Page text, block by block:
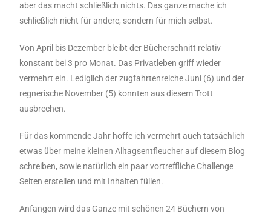
aber das macht schließlich nichts. Das ganze mache ich
schließlich nicht für andere, sondern für mich selbst.
Von April bis Dezember bleibt der Bücherschnitt relativ
konstant bei 3 pro Monat. Das Privatleben griff wieder
vermehrt ein. Lediglich der zugfahrtenreiche Juni (6) und der
regnerische November (5) konnten aus diesem Trott
ausbrechen.
Für das kommende Jahr hoffe ich vermehrt auch tatsächlich
etwas über meine kleinen Alltagsentfleucher auf diesem Blog
schreiben, sowie natürlich ein paar vortreffliche Challenge
Seiten erstellen und mit Inhalten füllen.
Anfangen wird das Ganze mit schönen 24 Büchern von